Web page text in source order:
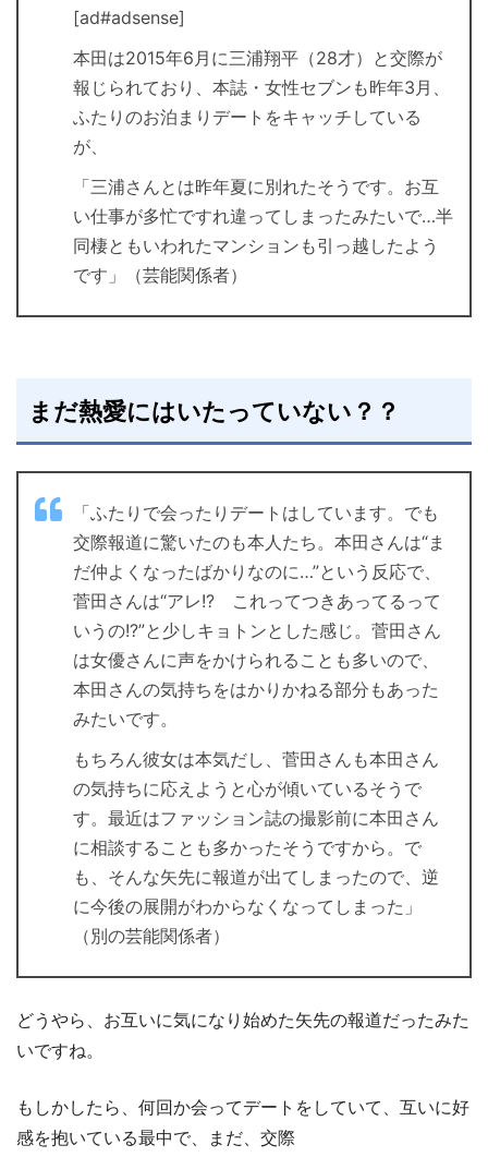
[ad#adsense]
本田は2015年6月に三浦翔平（28才）と交際が
報じられており、本誌・女性セブンも昨年3月、
ふたりのお泊まりデートをキャッチしている
が、
「三浦さんとは昨年夏に別れたそうです。お互
い仕事が多忙ですれ違ってしまったみたいで…半
同棲ともいわれたマンションも引っ越したよう
です」（芸能関係者）
まだ熱愛にはいたっていない？？
「ふたりで会ったりデートはしています。でも
交際報道に驚いたのも本人たち。本田さんは“ま
だ仲よくなったばかりなのに…”という反応で、
菅田さんは“アレ!? これってつきあってるって
いうの!?”と少しキョトンとした感じ。菅田さん
は女優さんに声をかけられることも多いので、
本田さんの気持ちをはかりかねる部分もあった
みたいです。
もちろん彼女は本気だし、菅田さんも本田さん
の気持ちに応えようと心が傾いているそうで
す。最近はファッション誌の撮影前に本田さん
に相談することも多かったそうですから。で
も、そんな矢先に報道が出てしまったので、逆
に今後の展開がわからなくなってしまった」
（別の芸能関係者）
どうやら、お互いに気になり始めた矢先の報道だったみた
いですね。
もしかしたら、何回か会ってデートをしていて、互いに好
感を抱いている最中で、まだ、交際